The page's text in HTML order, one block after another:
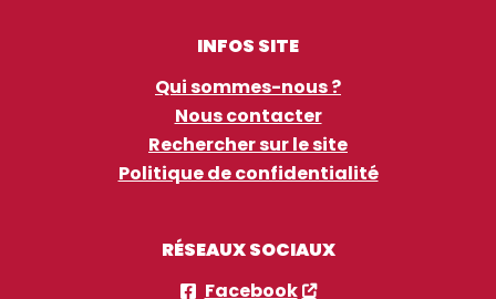
INFOS SITE
Qui sommes-nous ?
Nous contacter
Rechercher sur le site
Politique de confidentialité
RÉSEAUX SOCIAUX
Facebook